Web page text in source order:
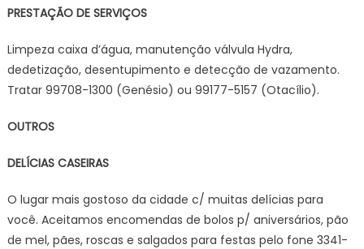
PRESTAÇÃO DE SERVIÇOS
Limpeza caixa d’água, manutenção válvula Hydra,
dedetização, desentupimento e detecção de vazamento.
Tratar 99708-1300 (Genésio) ou 99177-5157 (Otacílio).
OUTROS
DELÍCIAS CASEIRAS
O lugar mais gostoso da cidade c/ muitas delícias para
você. Aceitamos encomendas de bolos p/ aniversários, pão
de mel, pães, roscas e salgados para festas pelo fone 3341-